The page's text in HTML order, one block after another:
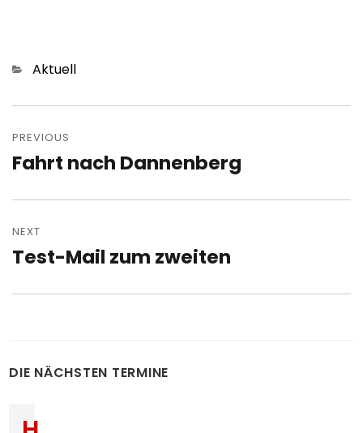
Categories
Aktuell
navigation
PREVIOUS
Previous
Fahrt nach Dannenberg
NEXT
Next
Test-Mail zum zweiten
DIE NÄCHSTEN TERMINE